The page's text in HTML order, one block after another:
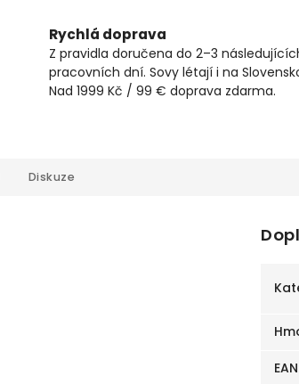
Rychlá doprava
Z pravidla doručena do 2–3
pracovních dní. Sovy létají i na
Nad 1999 Kč / 99 € doprava zdarma.
Diskuze
EAN